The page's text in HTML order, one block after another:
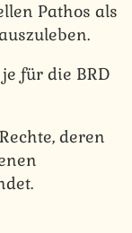
Pathos als
für die BRD
deren